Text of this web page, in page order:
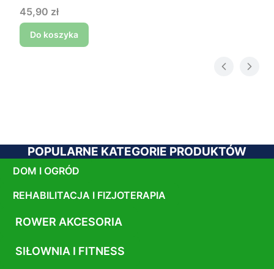
Cena
45,90 zł
Do koszyka
POPULARNE KATEGORIE PRODUKTÓW
DOM I OGRÓD
REHABILITACJA I FIZJOTERAPIA
ROWER AKCESORIA
SIŁOWNIA I FITNESS